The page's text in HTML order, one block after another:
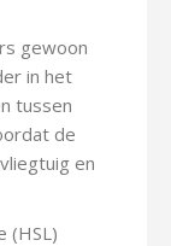
gewoon
in het
tussen
de
en
(HSL)